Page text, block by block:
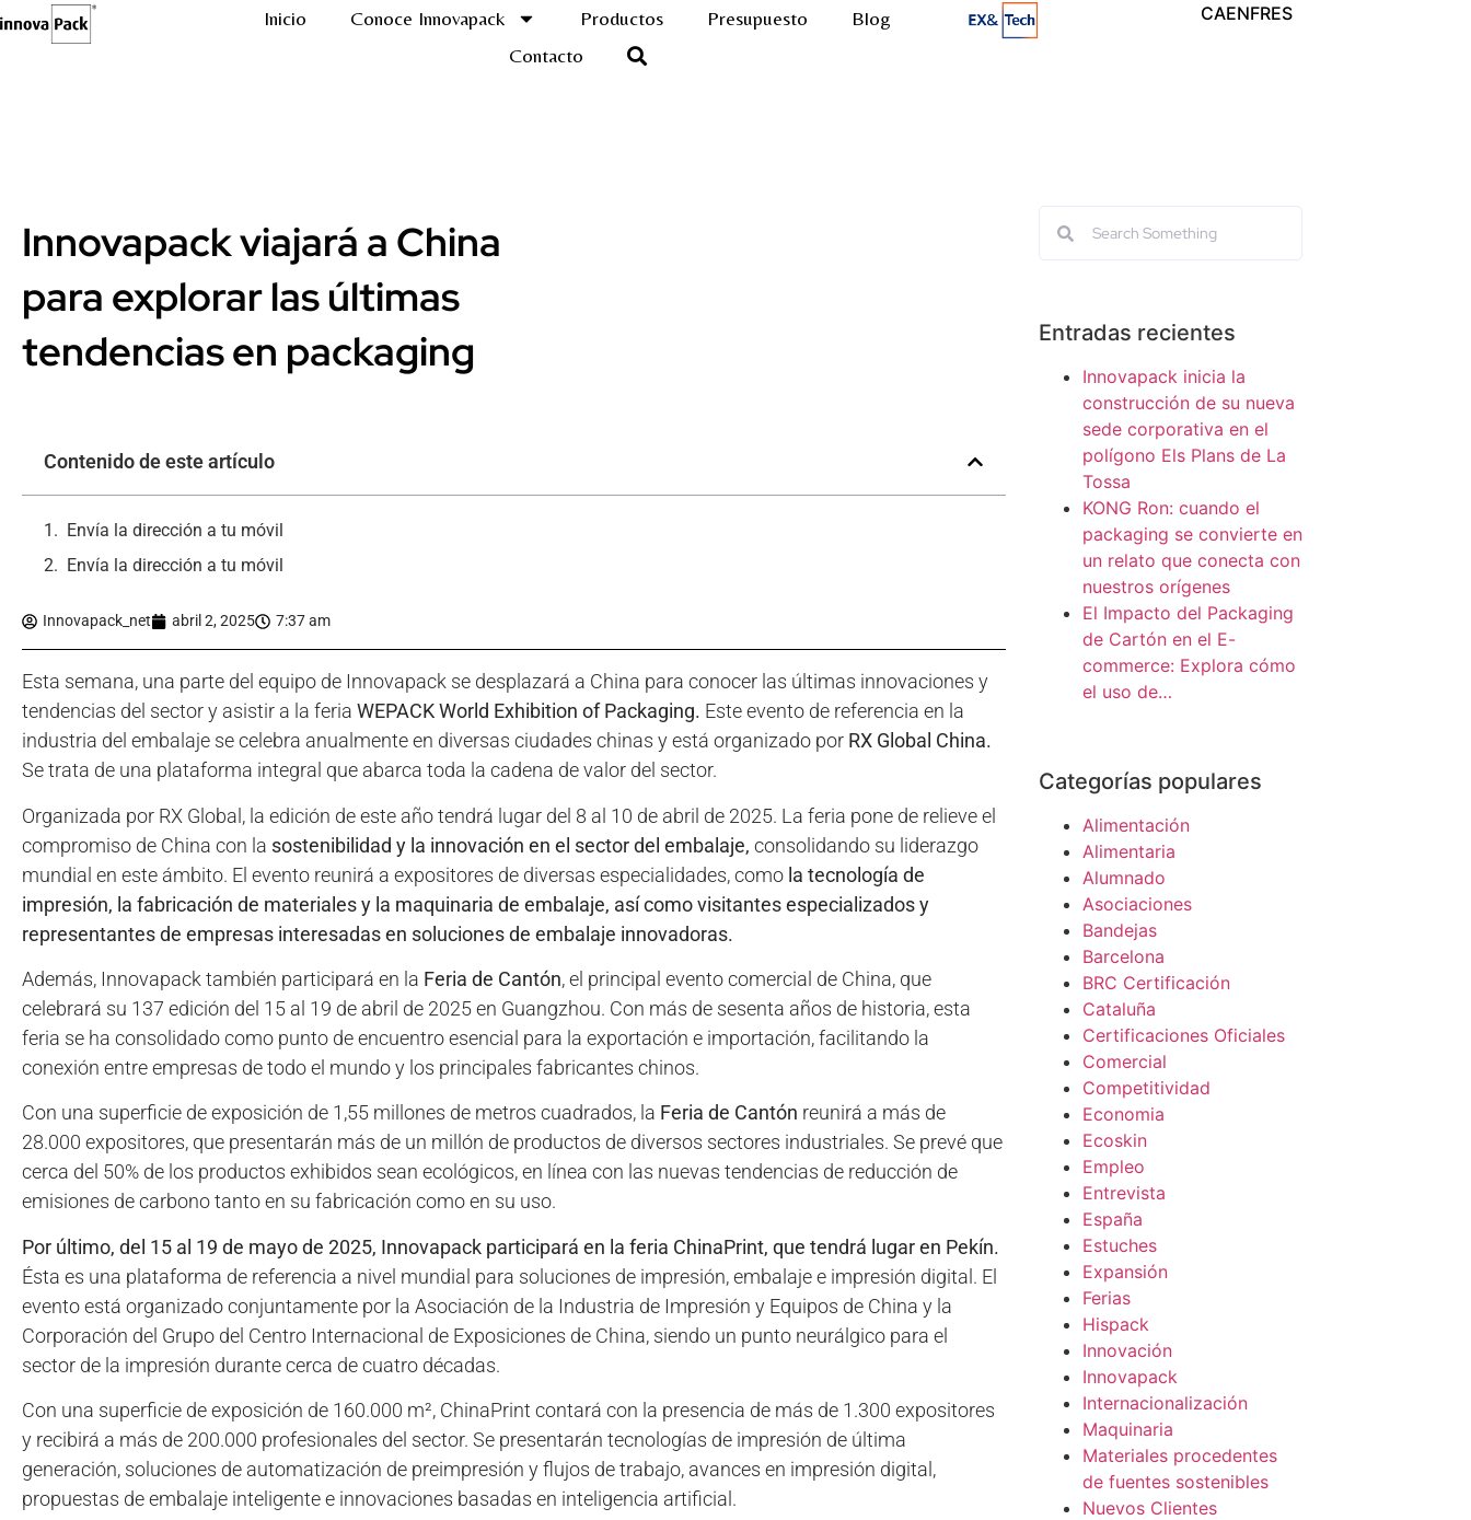
Inicio Conoce Innovapack Productos Presupuesto
Blog
Contacto
CAENFRES
Innovapack viajará a China
para explorar las últimas
tendencias en packaging
Contenido de este artículo
Envía la dirección a tu móvil
Envía la dirección a tu móvil
Innovapack_net abril 2, 2025 7:37 am
Esta semana, una parte del equipo de Innovapack se desplazará a China para conocer las últimas innovaciones y
tendencias del sector y asistir a la feria WEPACK World Exhibition of Packaging. Este evento de referencia en la
industria del embalaje se celebra anualmente en diversas ciudades chinas y está organizado por RX Global China.
Se trata de una plataforma integral que abarca toda la cadena de valor del sector.
Organizada por RX Global, la edición de este año tendrá lugar del 8 al 10 de abril de 2025. La feria pone de relieve el
compromiso de China con la sostenibilidad y la innovación en el sector del embalaje, consolidando su liderazgo
mundial en este ámbito. El evento reunirá a expositores de diversas especialidades, como la tecnología de
impresión, la fabricación de materiales y la maquinaria de embalaje, así como visitantes especializados y
representantes de empresas interesadas en soluciones de embalaje innovadoras.
Además, Innovapack también participará en la Feria de Cantón, el principal evento comercial de China, que
celebrará su 137 edición del 15 al 19 de abril de 2025 en Guangzhou. Con más de sesenta años de historia, esta
feria se ha consolidado como punto de encuentro esencial para la exportación e importación, facilitando la
conexión entre empresas de todo el mundo y los principales fabricantes chinos.
Con una superficie de exposición de 1,55 millones de metros cuadrados, la Feria de Cantón reunirá a más de
28.000 expositores, que presentarán más de un millón de productos de diversos sectores industriales. Se prevé que
cerca del 50% de los productos exhibidos sean ecológicos, en línea con las nuevas tendencias de reducción de
emisiones de carbono tanto en su fabricación como en su uso.
Por último, del 15 al 19 de mayo de 2025, Innovapack participará en la feria ChinaPrint, que tendrá lugar en Pekín.
Ésta es una plataforma de referencia a nivel mundial para soluciones de impresión, embalaje e impresión digital. El
evento está organizado conjuntamente por la Asociación de la Industria de Impresión y Equipos de China y la
Corporación del Grupo del Centro Internacional de Exposiciones de China, siendo un punto neurálgico para el
sector de la impresión durante cerca de cuatro décadas.
Con una superficie de exposición de 160.000 m², ChinaPrint contará con la presencia de más de 1.300 expositores
y recibirá a más de 200.000 profesionales del sector. Se presentarán tecnologías de impresión de última
generación, soluciones de automatización de preimpresión y flujos de trabajo, avances en impresión digital,
propuestas de embalaje inteligente e innovaciones basadas en inteligencia artificial.
Entradas recientes
Innovapack inicia la
construcción de su nueva
sede corporativa en el
polígono Els Plans de La
Tossa
KONG Ron: cuando el
packaging se convierte en
un relato que conecta con
nuestros orígenes
El Impacto del Packaging
de Cartón en el E-
commerce: Explora cómo
el uso de…
Categorías populares
Alimentación
Alimentaria
Alumnado
Asociaciones
Bandejas
Barcelona
BRC Certificación
Cataluña
Certificaciones Oficiales
Comercial
Competitividad
Economia
Ecoskin
Empleo
Entrevista
España
Estuches
Expansión
Ferias
Hispack
Innovación
Innovapack
Internacionalización
Maquinaria
Materiales procedentes
de fuentes sostenibles
Nuevos Clientes